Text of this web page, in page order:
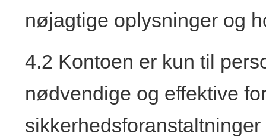
nøjagtige oplysninger og
4.2 Kontoen er kun til
nødvendige og effektive